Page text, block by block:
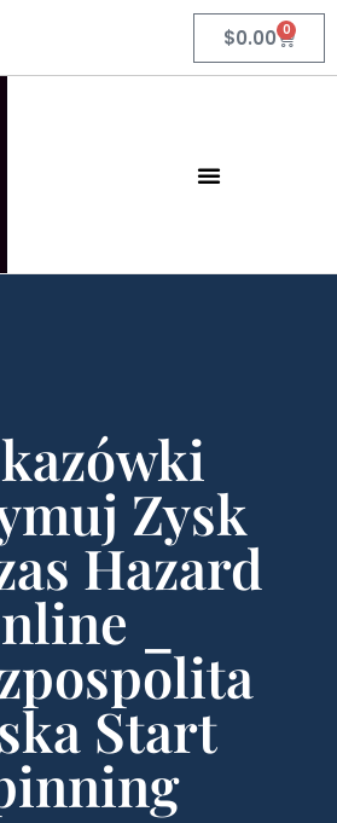
$0.00 0
Zysk
Hazard
_
Start